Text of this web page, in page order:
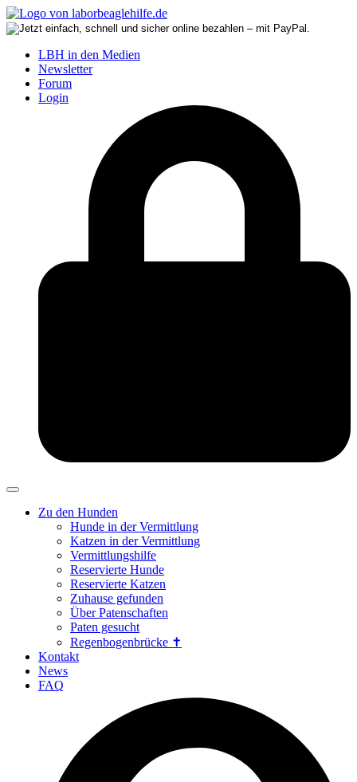
LBH in den Medien
Newsletter
Forum
Login
Zu den Hunden
Hunde in der Vermittlung
Katzen in der Vermittlung
Vermittlungshilfe
Reservierte Hunde
Reservierte Katzen
Zuhause gefunden
Über Patenschaften
Paten gesucht
Regenbogenbrücke ✝
Kontakt
News
FAQ